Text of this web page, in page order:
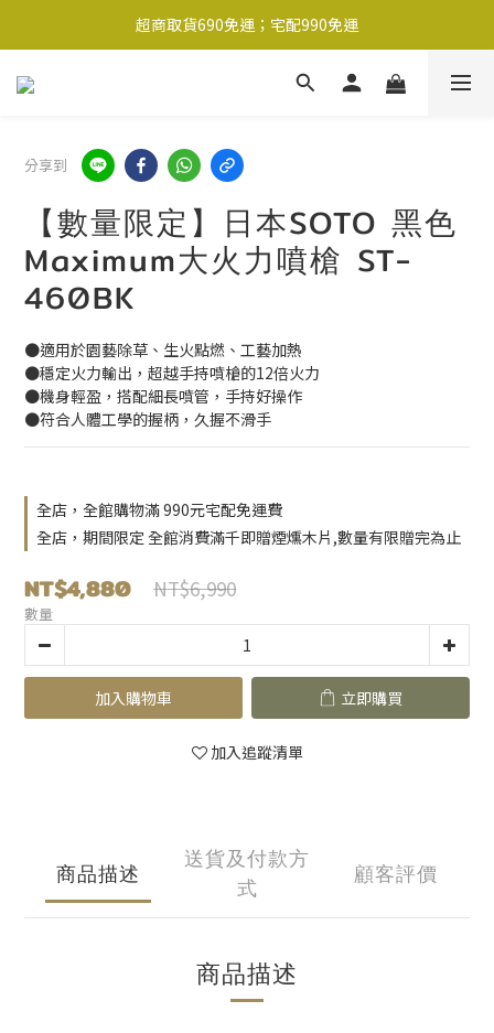
超商取貨690免運；宅配990免運
超商取貨690免運；宅配990免運
1-2工作天內出貨
分享到
【數量限定】日本SOTO 黑色
Maximum大火力噴槍 ST-
460BK
●適用於園藝除草、生火點燃、工藝加熱
●穩定火力輸出，超越手持噴槍的12倍火力
●機身輕盈，搭配細長噴管，手持好操作
●符合人體工學的握柄，久握不滑手
全店，全館購物滿 990元宅配免運費
全店，期間限定 全館消費滿千即贈煙燻木片,數量有限贈完為止
NT$4,880 NT$6,990
數量
加入購物車 立即購買
加入追蹤清單
商品描述
送貨及付款方
式
顧客評價
商品描述